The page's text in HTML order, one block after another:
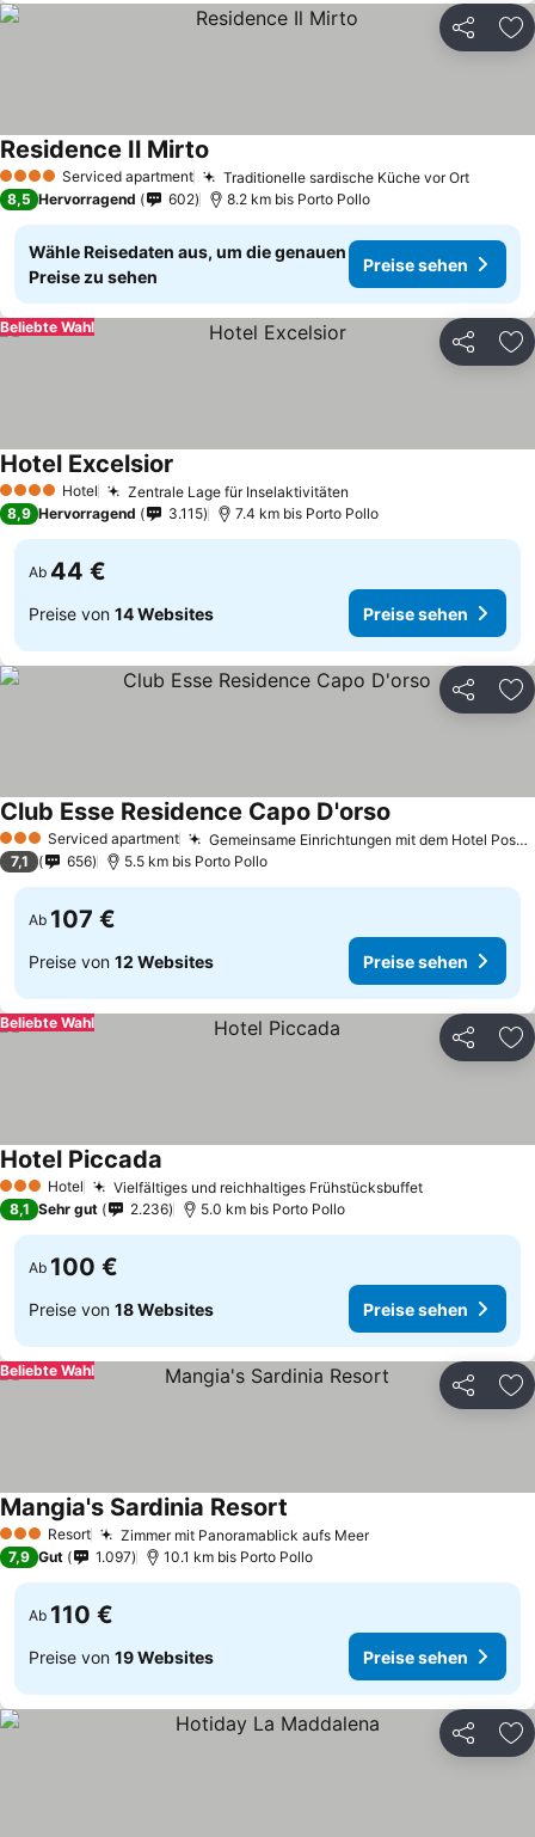
Teilen
4 Sterne Serviced apartment Traditionelle sardische Küche vor Ort
Residence Il Mirto
8,5 Hervorragend 602 8.2 km bis Porto Pollo
Wähle Reisedaten aus, um die genauen
Preise zu sehen
Preise sehen
Teilen
Beliebte Wahl
4 Sterne Hotel Zentrale Lage für Inselaktivitäten
Hotel Excelsior
8,9 Hervorragend 3.115 7.4 km bis Porto Pollo
Ab 44 €
Preise von 14 Websites Preise sehen
Teilen
3 SterneServiced apartment Gemeinsame Einrichtungen mit dem Hotel Posada
Club Esse Residence Capo D'orso
7,1 656 5.5 km bis Porto Pollo
Ab 107 €
Preise von 12 Websites Preise sehen
Teilen
Beliebte Wahl
3 SterneHotel Vielfältiges und reichhaltiges Frühstücksbuffet
Hotel Piccada
8,1 Sehr gut 2.236 5.0 km bis Porto Pollo
Ab 100 €
Preise von 18 Websites Preise sehen
Teilen
Beliebte Wahl
3 SterneResort Zimmer mit Panoramablick aufs Meer
Mangia's Sardinia Resort
7,9 Gut 1.097 10.1 km bis Porto Pollo
Ab 110 €
Preise von 19 Websites Preise sehen
Teilen